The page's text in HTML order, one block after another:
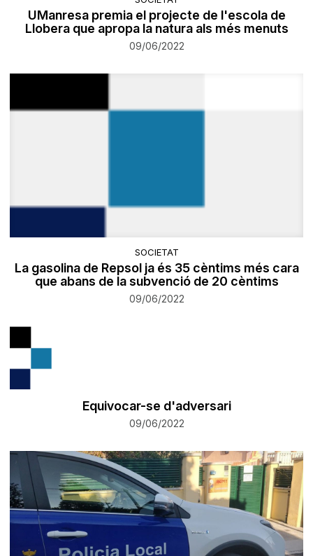
UManresa premia el projecte de l'escola de
Llobera que apropa la natura als més menuts
09/06/2022
SOCIETAT
La gasolina de Repsol ja és 35 cèntims més cara
que abans de la subvenció de 20 cèntims
09/06/2022
Equivocar-se d'adversari
09/06/2022